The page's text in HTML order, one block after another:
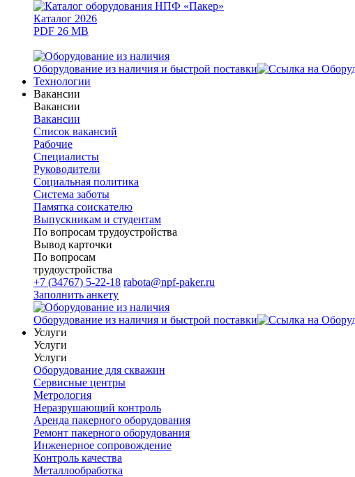
Каталог 2026
PDF 26 MB
Оборудование из наличия и быстрой поставки
Технологии
Вакансии
Вакансии
Вакансии
Список вакансий
Рабочие
Специалисты
Руководители
Cоциальная политика
Система заботы
Памятка соискателю
Выпускникам и студентам
По вопросам трудоустройства
Вывод карточки
По вопросам
трудоустройства
+7 (34767) 5-22-18 rabota@npf-paker.ru
Заполнить анкету
Оборудование из наличия и быстрой поставки
Услуги
Услуги
Услуги
Оборудование для скважин
Сервисные центры
Метрология
Неразрушающий контроль
Аренда пакерного оборудования
Ремонт пакерного оборудования
Инженерное сопровождение
Контроль качества
Металлообработка